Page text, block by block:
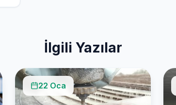
İlgili Yazılar
22 Oca